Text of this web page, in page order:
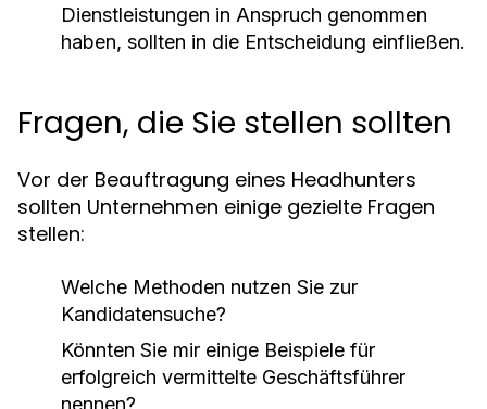
Dienstleistungen in Anspruch genommen
haben, sollten in die Entscheidung einfließen.
Fragen, die Sie stellen sollten
Vor der Beauftragung eines Headhunters
sollten Unternehmen einige gezielte Fragen
stellen:
Welche Methoden nutzen Sie zur
Kandidatensuche?
Könnten Sie mir einige Beispiele für
erfolgreich vermittelte Geschäftsführer
nennen?